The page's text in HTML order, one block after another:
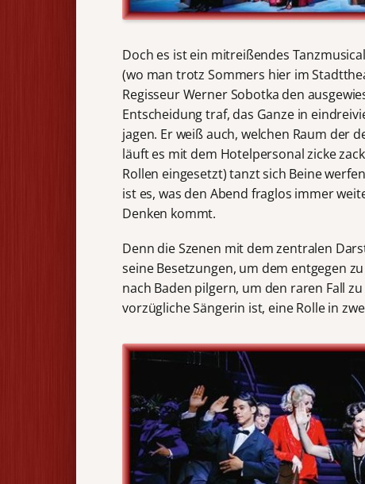
Doch es ist ein mitreißendes
(wo man trotz Sommers hier im
Regisseur Werner Sobotka den
Entscheidung traf, das Ganze in
jagen. Er weiß auch, welchen Raum der
läuft es mit dem Hotelpersonal zicke
Rollen eingesetzt) tanzt sich Beine
ist es, was den Abend fraglos immer
Denken kommt.
Denn die Szenen mit dem zentralen
seine Besetzungen, um dem entgegen
nach Baden pilgern, um den raren Fall
vorzügliche Sängerin ist, eine Rolle in